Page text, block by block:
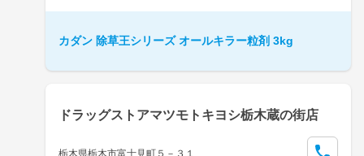
カダン 除草王シリーズ オールキラー粒剤 3kg
ドラッグストアマツモトキヨシ栃木蔵の街店
栃木県栃木市富士見町５－３１